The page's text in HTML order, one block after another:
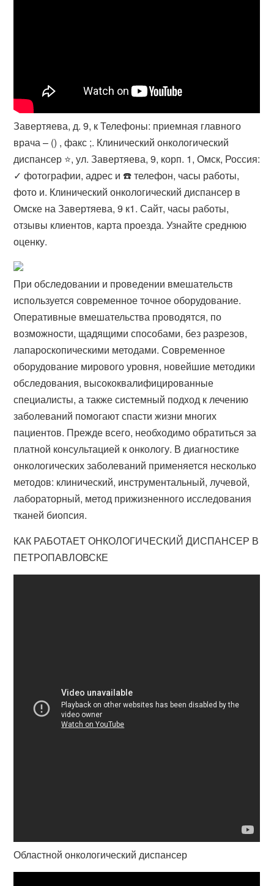
Завертяева, д. 9, к Телефоны: приемная главного
врача – () , факс ;. Клинический онкологический
диспансер ⭐, ул. Завертяева, 9, корп. 1, Омск, Россия:
✓ фотографии, адрес и ☎️ телефон, часы работы,
фото и. Клинический онкологический диспансер в
Омске на Завертяева, 9 к1. Сайт, часы работы,
отзывы клиентов, карта проезда. Узнайте среднюю
оценку.
При обследовании и проведении вмешательств
используется современное точное оборудование.
Оперативные вмешательства проводятся, по
возможности, щадящими способами, без разрезов,
лапароскопическими методами. Современное
оборудование мирового уровня, новейшие методики
обследования, высококвалифицированные
специалисты, а также системный подход к лечению
заболеваний помогают спасти жизни многих
пациентов. Прежде всего, необходимо обратиться за
платной консультацией к онкологу. В диагностике
онкологических заболеваний применяется несколько
методов: клинический, инструментальный, лучевой,
лабораторный, метод прижизненного исследования
тканей биопсия.
КАК РАБОТАЕТ ОНКОЛОГИЧЕСКИЙ ДИСПАНСЕР В
ПЕТРОПАВЛОВСКЕ
Областной онкологический диспансер